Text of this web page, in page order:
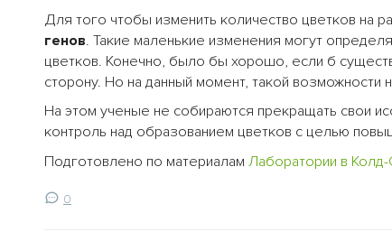
Для того чтобы изменить количество цветков на
генов. Такие маленькие изменения могут
цветков. Конечно, было бы хорошо, если б
сторону. Но на данный момент, такой возможности
На этом ученые не собираются прекращать свои
контроль над образованием цветков с целью
Подготовлено по материалам Лаборатории в
0